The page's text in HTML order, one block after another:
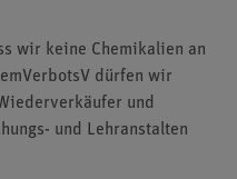
wir keine Chemikalien an
dürfen wir
und
und Lehranstalten